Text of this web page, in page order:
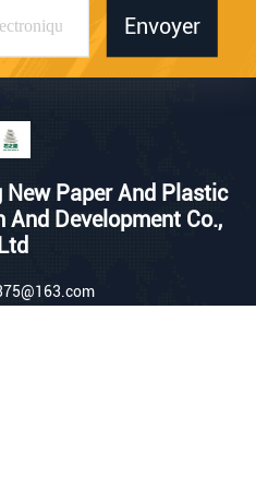
Envoyer
New Paper And Plastic
Development Co.,
Ltd